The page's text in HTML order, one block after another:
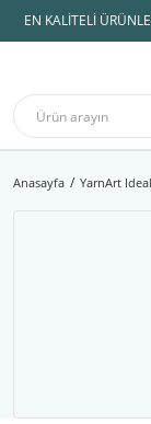
EN KALİTELİ
Anasayfa YarnArt Ideal